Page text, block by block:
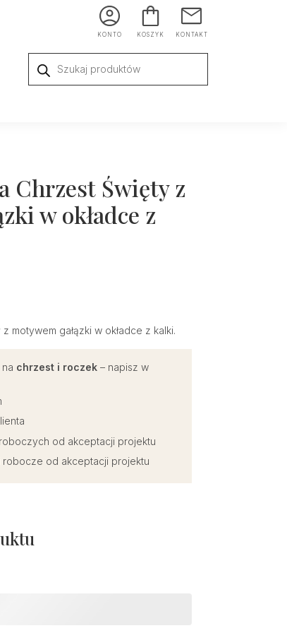
KONTO KOSZYK KONTAKT
produktów
Chrzest Święty z
w okładce z
motywem gałązki w okładce z kalki.
chrzest i roczek – napisz w
od akceptacji projektu
robocze od akceptacji projektu